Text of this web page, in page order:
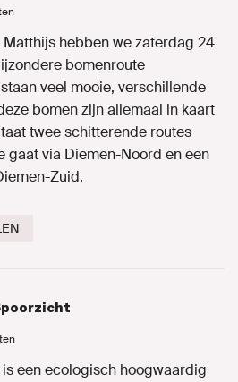
hebben we zaterdag 24
bomenroute
veel mooie, verschillende
bomen zijn allemaal in kaart
twee schitterende routes
gaat via Diemen-Noord en een
Zuid.
een ecologisch hoogwaardig